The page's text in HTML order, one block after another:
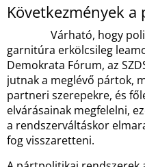
Következmények
Várható, hogy
garnitúra erkölcsileg
Demokrata Fórum, az
jutnak a meglévő pártok,
partneri szerepekre, és
elvárásainak megfelelni,
a rendszerváltáskor
fog visszaretteni.